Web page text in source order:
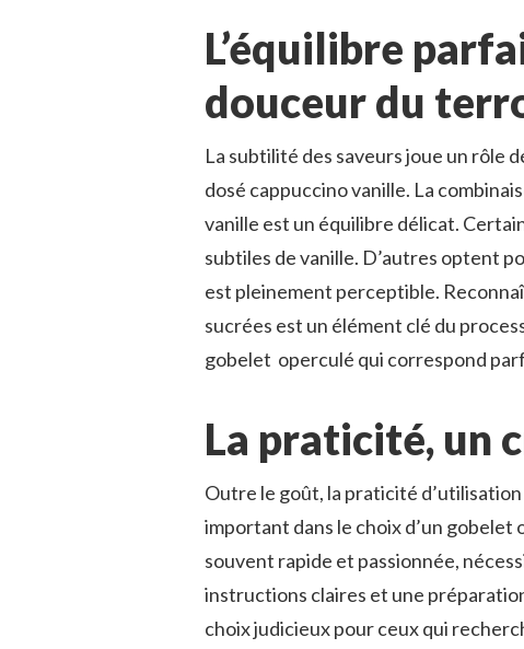
L’équilibre
douceur du
La subtilité des saveurs joue un rôle
dosé cappuccino vanille. La
vanille est un équilibre délicat.
subtiles de vanille. D’autres optent
est pleinement perceptible.
sucrées est un élément clé du
gobelet operculé qui correspond
La praticité, un
Outre le goût, la praticité
important dans le choix d’un gobelet
souvent rapide et passionnée,
instructions claires et une
choix judicieux pour ceux qui